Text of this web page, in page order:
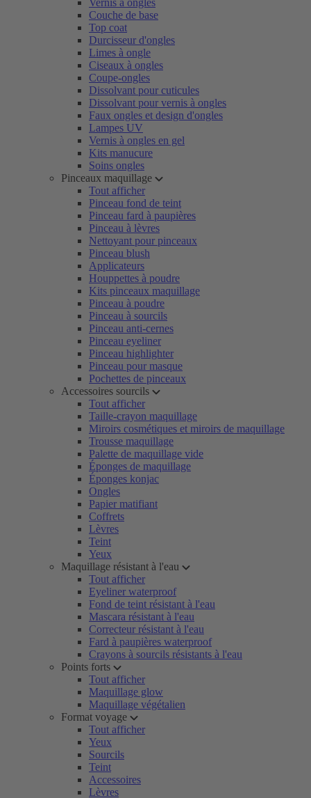
Vernis à ongles
Couche de base
Top coat
Durcisseur d'ongles
Limes à ongle
Ciseaux à ongles
Coupe-ongles
Dissolvant pour cuticules
Dissolvant pour vernis à ongles
Faux ongles et design d'ongles
Lampes UV
Vernis à ongles en gel
Kits manucure
Soins ongles
Pinceaux maquillage
Tout afficher
Pinceau fond de teint
Pinceau fard à paupières
Pinceau à lèvres
Nettoyant pour pinceaux
Pinceau blush
Applicateurs
Houppettes à poudre
Kits pinceaux maquillage
Pinceau à poudre
Pinceau à sourcils
Pinceau anti-cernes
Pinceau eyeliner
Pinceau highlighter
Pinceau pour masque
Pochettes de pinceaux
Accessoires sourcils
Tout afficher
Taille-crayon maquillage
Miroirs cosmétiques et miroirs de maquillage
Trousse maquillage
Palette de maquillage vide
Éponges de maquillage
Éponges konjac
Ongles
Papier matifiant
Coffrets
Lèvres
Teint
Yeux
Maquillage résistant à l'eau
Tout afficher
Eyeliner waterproof
Fond de teint résistant à l'eau
Mascara résistant à l'eau
Correcteur résistant à l'eau
Fard à paupières waterproof
Crayons à sourcils résistants à l'eau
Points forts
Tout afficher
Maquillage glow
Maquillage végétalien
Format voyage
Tout afficher
Yeux
Sourcils
Teint
Accessoires
Lèvres